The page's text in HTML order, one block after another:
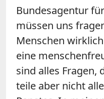
Bundesagentur
müssen uns
Menschen
eine
sind alles Fragen,
teile aber nicht